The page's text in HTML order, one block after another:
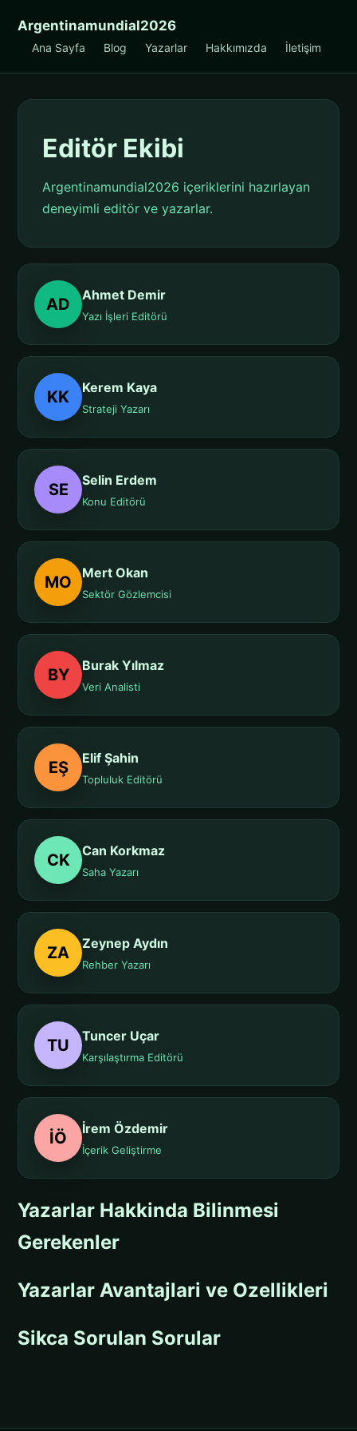
Argentinamundial2026
Ana Sayfa Blog Yazarlar Hakkımızda İletişim
Editör Ekibi
Argentinamundial2026 içeriklerini hazırlayan
deneyimli editör ve yazarlar.
AD
Ahmet Demir
Yazı İşleri Editörü
KK
Kerem Kaya
Strateji Yazarı
SE
Selin Erdem
Konu Editörü
MO
Mert Okan
Sektör Gözlemcisi
BY
Burak Yılmaz
Veri Analisti
EŞ
Elif Şahin
Topluluk Editörü
CK
Can Korkmaz
Saha Yazarı
ZA
Zeynep Aydın
Rehber Yazarı
TU
Tuncer Uçar
Karşılaştırma Editörü
İÖ
İrem Özdemir
İçerik Geliştirme
Yazarlar Hakkinda Bilinmesi
Gerekenler
Yazarlar Avantajlari ve Ozellikleri
Sikca Sorulan Sorular